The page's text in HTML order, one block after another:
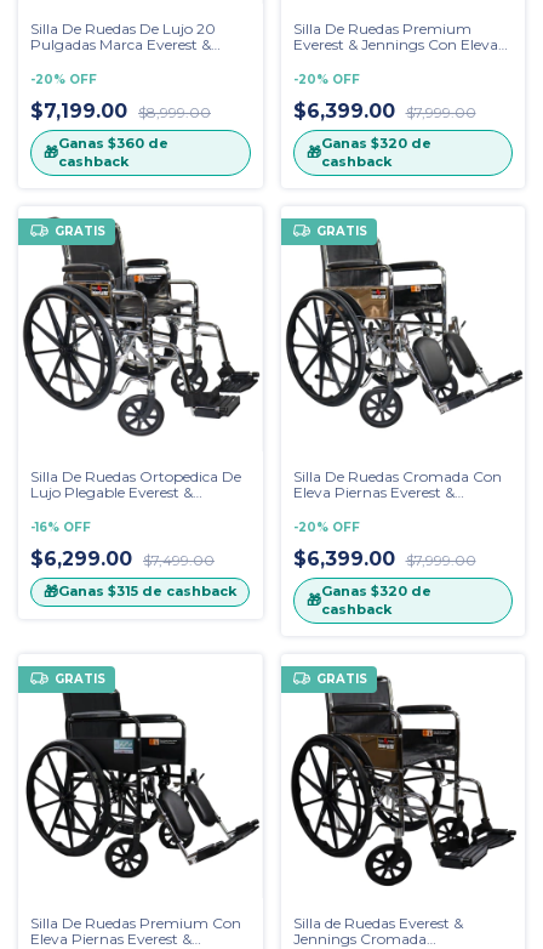
Silla De Ruedas De Lujo 20
Pulgadas Marca Everest &
-20% OFF
$7,199.00 $8,999.00
🎁Ganas $360 de
cashback
Silla De Ruedas Premium
Everest & Jennings Con Eleva
Brazos Desmontable
-20% OFF
$6,399.00 $7,999.00
🎁Ganas $320de
cashback
GRATIS
Silla De Ruedas Ortopedica De
Lujo Plegable Everest &
Desmontable, Descansa Brazos
-16% OFF
$6,299.00 $7,499.00
🎁Ganas $315 de cashback
GRATIS
Silla De Ruedas Cromada Con
Eleva Piernas Everest &
Descansa Brazos Fijo
-20% OFF
$6,399.00 $7,999.00
🎁Ganas $320de
cashback
GRATIS
Silla De Ruedas Premium Con
Eleva Piernas Everest &
GRATIS
Silla de Ruedas Everest &
Jennings Cromada